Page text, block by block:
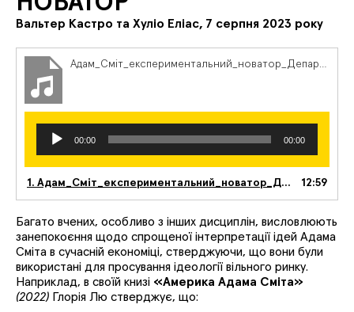
Вальтер Кастро та Хуліо Еліас, 7 серпня 2023 року
Адам_Сміт_експериментальний_новатор_Департамент_просвіти_УСС
00:00 00:00
1. Адам_Сміт_експериментальний_новатор_Департамент_просвіти_УСС 12:59
Багато вчених, особливо з інших дисциплін, висловлюють
занепокоєння щодо спрощеної інтерпретації ідей Адама
Сміта в сучасній економіці, стверджуючи, що вони були
використані для просування ідеології вільного ринку.
Наприклад, в своїй книзі «Америка Адама Сміта»
(2022) Глорія Лю стверджує, що: